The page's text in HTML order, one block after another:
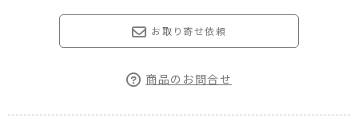
お取り寄せ依頼
商品のお問合せ